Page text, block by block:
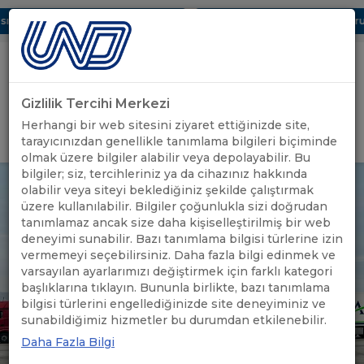
Dijital UBAK Bölümü Hakkında UND, Yunanistan Vize
Uluslararası Nakliyeciler Derneği
GİRİŞ YAP
Gizlilik Tercihi Merkezi
Herhangi bir web sitesini ziyaret ettiğinizde site,
tarayıcınızdan genellikle tanımlama bilgileri biçiminde
olmak üzere bilgiler alabilir veya depolayabilir. Bu
bilgiler; siz, tercihleriniz ya da cihazınız hakkında
olabilir veya siteyi beklediğiniz şekilde çalıştırmak
üzere kullanılabilir. Bilgiler çoğunlukla sizi doğrudan
tanımlamaz ancak size daha kişiselleştirilmiş bir web
deneyimi sunabilir. Bazı tanımlama bilgisi türlerine izin
vermemeyi seçebilirsiniz. Daha fazla bilgi edinmek ve
varsayılan ayarlarımızı değiştirmek için farklı kategori
başlıklarına tıklayın. Bununla birlikte, bazı tanımlama
bilgisi türlerini engellediğinizde site deneyiminiz ve
sunabildiğimiz hizmetler bu durumdan etkilenebilir.
Daha Fazla Bilgi